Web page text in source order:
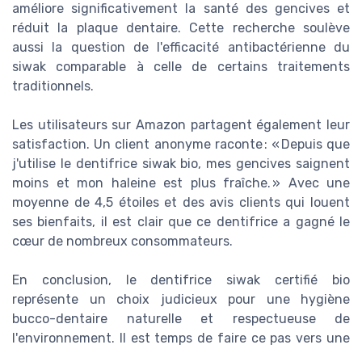
améliore significativement la santé des gencives et
réduit la plaque dentaire. Cette recherche soulève
aussi la question de l'efficacité antibactérienne du
siwak comparable à celle de certains traitements
traditionnels.
Les utilisateurs sur Amazon partagent également leur
satisfaction. Un client anonyme raconte : « Depuis que
j'utilise le dentifrice siwak bio, mes gencives saignent
moins et mon haleine est plus fraîche. » Avec une
moyenne de 4,5 étoiles et des avis clients qui louent
ses bienfaits, il est clair que ce dentifrice a gagné le
cœur de nombreux consommateurs.
En conclusion, le dentifrice siwak certifié bio
représente un choix judicieux pour une hygiène
bucco-dentaire naturelle et respectueuse de
l'environnement. Il est temps de faire ce pas vers une